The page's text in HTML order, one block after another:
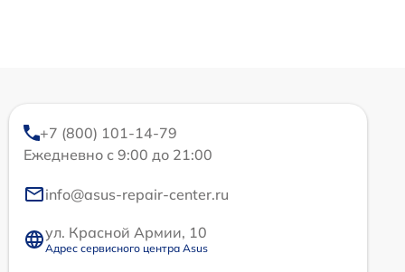
+7 (800) 101-14-79
Ежедневно с 9:00 до 21:00
info@asus-repair-center.ru
ул. Красной Армии, 10
Адрес сервисного центра Asus